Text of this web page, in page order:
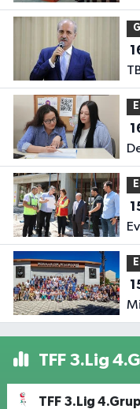
TFF 3.Lig
TFF 3.Lig 4.Grup